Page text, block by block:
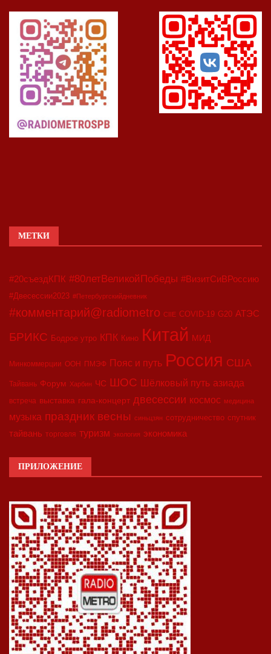
МЕТКИ
#20съездКПК #80летВеликойПобеды #ВизитСиВРоссию
#Двесессии2023 #Петербургскийдневник
#комментарий@radiometro CIIE COVID-19 G20 АТЭС
БРИКС Бодрое утро КПК Кино Китай МИД
Минкоммерции ООН ПМЭФ Пояс и путь Россия США
Тайвань Форум Харбин ЧС ШОС Шёлковый путь азиада
встреча выставка гала-концерт двесессии космос медицина
музыка праздник весны синьцзян сотрудничество спутник
тайвань торговля туризм экология экономика
ПРИЛОЖЕНИЕ